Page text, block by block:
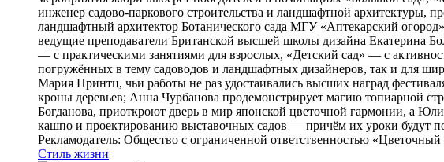
инженер садово-паркового строительства и ландшафтной
ландшафтный архитектор Ботанического сада МГУ «Аптекарский
ведущие преподаватели Британской высшей школы дизайна Екатерина
— с практическими занятиями для взрослых, «Детский сад» — с
погружённых в тему садоводов и ландшафтных дизайнеров, так и для
Мария Принтц, чьи работы не раз удостаивались высших наград
кроны деревьев; Анна Чурбанова продемонстрирует магию топиарной
Богданова, приоткроют дверь в мир японской цветочной гармонии, а
кашпо и проектированию выставочных садов — причём их уроки будут
Рекламодатель: Общество с ограниченной ответственностью
Стиль жизни